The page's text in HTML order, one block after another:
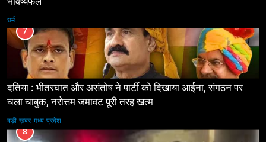
धर्म
7
दतिया : भीतरघात और असंतोष ने पार्टी को दिखाया आईना, संगठन पर
चला चाबुक, नरोत्तम जमावट पूरी तरह खत्म
बड़ी ख़बर मध्य प्रदेश
8